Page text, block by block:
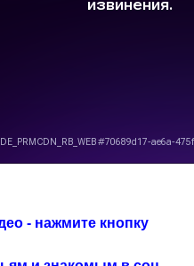
- нажмите кнопку